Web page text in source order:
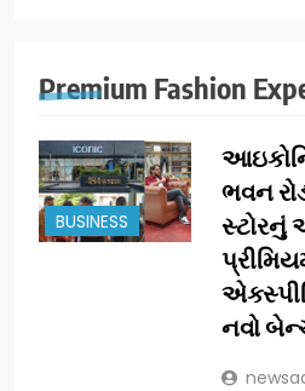
Premium Fashion
BUSINESS
ભવન
સ્ટોરનું
નવો